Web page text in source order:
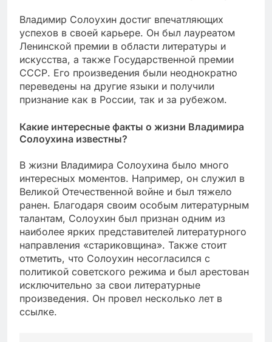
Владимир Солоухин достиг впечатляющих
успехов в своей карьере. Он был лауреатом
Ленинской премии в области литературы и
искусства, а также Государственной премии
СССР. Его произведения были неоднократно
переведены на другие языки и получили
признание как в России, так и за рубежом.
Какие интересные факты о жизни Владимира
Солоухина известны?
В жизни Владимира Солоухина было много
интересных моментов. Например, он служил в
Великой Отечественной войне и был тяжело
ранен. Благодаря своим особым литературным
талантам, Солоухин был признан одним из
наиболее ярких представителей литературного
направления «стариковщина». Также стоит
отметить, что Солоухин несогласился с
политикой советского режима и был арестован
исключительно за свои литературные
произведения. Он провел несколько лет в
ссылке.